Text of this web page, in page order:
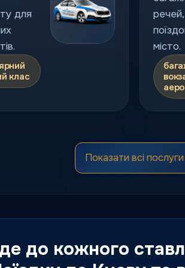
для
клас
речей,
місто.
таксі
клас
Показати всі послуги
де до кожного